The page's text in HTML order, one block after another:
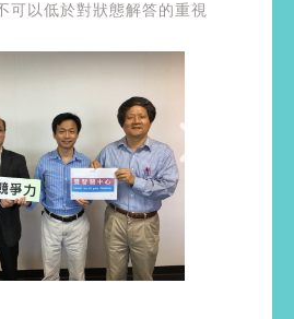
可以低於對狀態解答的重視